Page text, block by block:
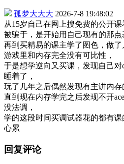
孤梦大大大 2026-7-8 19:48:02
从15岁自己在网上搜免费的公开
被骗于，是开始用自己现有的那点
再到买精易的课主学了图色，做
游戏里和内存完全没有可比性，
于是想学逆向又买课，发现自己
睡着了，
玩了几年之后偶然发现有主讲内存
直到现在内存学完之后发现不开
没法调，
学的这段时间买调试器花的都有
心累
回复评论